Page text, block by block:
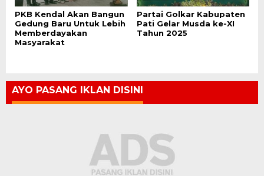
PKB Kendal Akan Bangun
Gedung Baru Untuk Lebih
Memberdayakan
Masyarakat
Partai Golkar Kabupaten
Pati Gelar Musda ke-XI
Tahun 2025
AYO PASANG IKLAN DISINI